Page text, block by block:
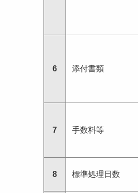
6 添付書類
7 手数料等
8 標準処理日数